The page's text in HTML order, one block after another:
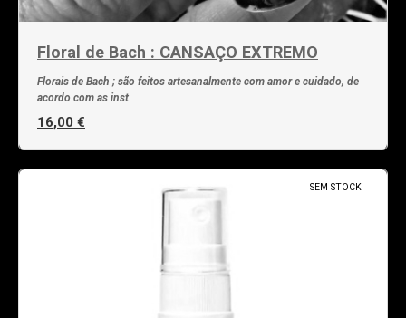
Floral de Bach : CANSAÇO EXTREMO
Florais de Bach ; são feitos artesanalmente com amor e cuidado, de
acordo com as inst
16,00 €
SEM STOCK